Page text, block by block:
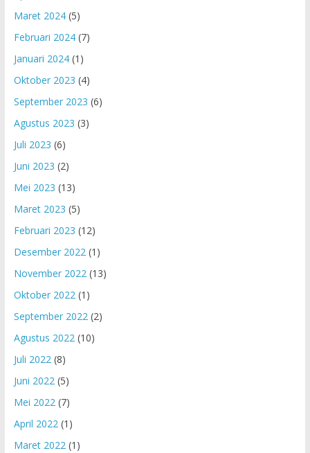
Maret 2024(5)
Februari 2024(7)
Januari 2024(1)
Oktober 2023 (4)
September 2023 (6)
Agustus 2023 (3)
Juli 2023 (6)
Juni 2023 (2)
Mei 2023 (13)
Maret 2023 (5)
Februari 2023 (12)
Desember 2022(1)
November 2022(13)
Oktober 2022(1)
September 2022(2)
Agustus 2022(10)
Juli 2022(8)
Juni 2022(5)
Mei 2022(7)
April 2022(1)
Maret 2022(1)